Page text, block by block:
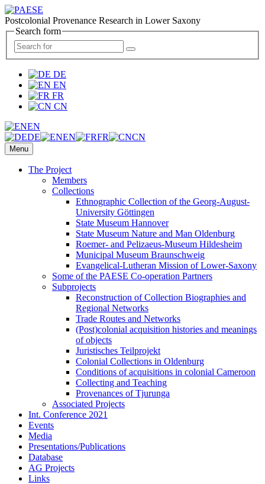
Postcolonial Provenance Research in Lower Saxony
Search form
DE
EN
FR
CN
EN
DE
EN FR CN
Menu
The Project
Members
Collections
Ethnographic Collection of the Georg-August-
University Göttingen
State Museum Hannover
State Museum Nature and Man Oldenburg
Roemer- and Pelizaeus-Museum Hildesheim
Municipal Museum Braunschweig
Evangelical-Lutheran Mission of Lower-Saxony
Some of the PAESE Co-operation Partners
Subprojects
Reconstruction of Collection Biographies and
Regional Networks
Trade Routes and Networks
(Post)colonial acquisition histories and meanings
of objects
Juristisches Teilprojekt
Colonial Collections in Oldenburg
Conditions of acquisitions in colonial Cameroon
Collecting and Teaching
Provenances of Tjurunga
Associated Projects
Int. Conference 2021
Events
Media
Presentations/Publications
Database
AG Projects
Links